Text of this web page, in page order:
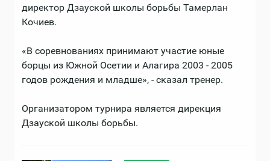
директор Дзауской школы борьбы Тамерлан
Кочиев.
«В соревнованиях принимают участие юные
борцы из Южной Осетии и Алагира 2003 - 2005
годов рождения и младше», - сказал тренер.
Организатором турнира является дирекция
Дзауской школы борьбы.